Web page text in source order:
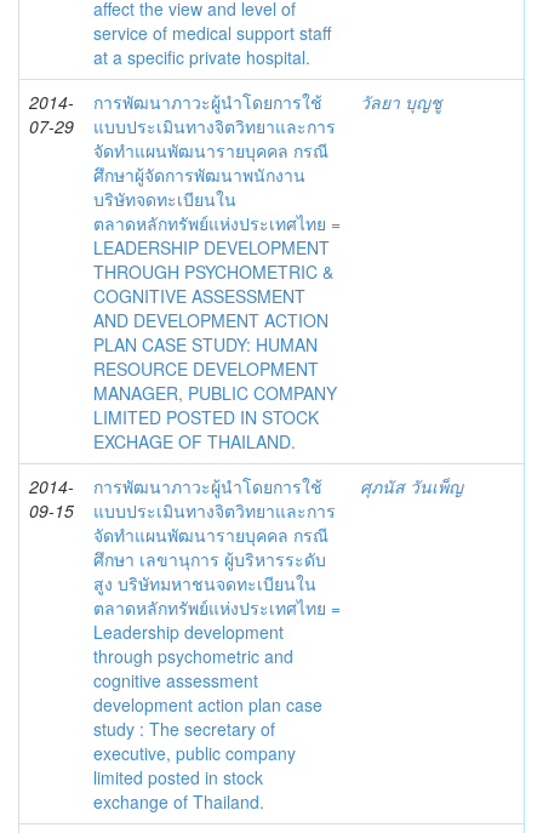
affect the view and level of
service of medical support staff
at a specific private hospital.
2014-
07-29
การพัฒนาภาวะผู้นำโดยการใช้
แบบประเมินทางจิตวิทยาและการ
จัดทำแผนพัฒนารายบุคคล กรณี
ศึกษาผู้จัดการพัฒนาพนักงาน
บริษัทจดทะเบียนใน
ตลาดหลักทรัพย์แห่งประเทศไทย =
LEADERSHIP DEVELOPMENT
THROUGH PSYCHOMETRIC &
COGNITIVE ASSESSMENT
AND DEVELOPMENT ACTION
PLAN CASE STUDY: HUMAN
RESOURCE DEVELOPMENT
MANAGER, PUBLIC COMPANY
LIMITED POSTED IN STOCK
EXCHAGE OF THAILAND.
วัลยา บุญชู
2014-
09-15
การพัฒนาภาวะผู้นำโดยการใช้
แบบประเมินทางจิตวิทยาและการ
จัดทำแผนพัฒนารายบุคคล กรณี
ศึกษา เลขานุการ ผู้บริหารระดับ
สูง บริษัทมหาชนจดทะเบียนใน
ตลาดหลักทรัพย์แห่งประเทศไทย =
Leadership development
through psychometric and
cognitive assessment
development action plan case
study : The secretary of
executive, public company
limited posted in stock
exchange of Thailand.
ศุภนัส วันเพ็ญ